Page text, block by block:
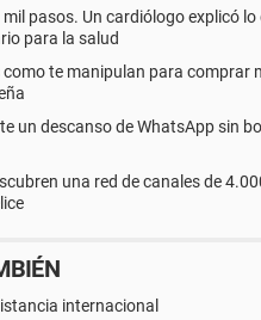
pasos. Un cardiólogo explicó lo
para la salud
como te manipulan para comprar
un descanso de WhatsApp sin
una red de canales de
internacional